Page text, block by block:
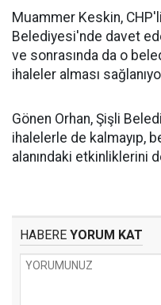
Muammer Keskin,
Belediyesi'nde davet
ve sonrasında da o
ihaleler alması
Gönen Orhan, Şişli
ihalelerle de kalmayıp,
alanındaki etkinliklerini
HABERE YORUM KAT